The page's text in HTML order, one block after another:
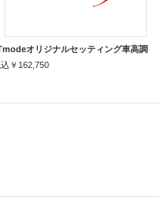
オリジナルセッティング車高調
￥162,750